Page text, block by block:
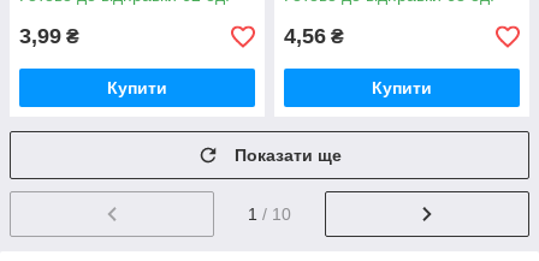
3,99 ₴
Купити
4,56 ₴
Купити
Показати ще
1 / 10